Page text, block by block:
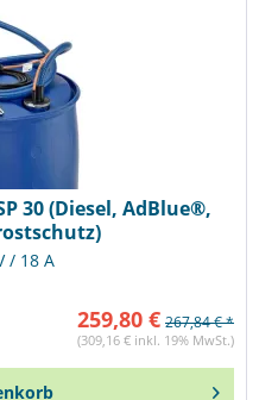
30 (Diesel, AdBlue®,
/ 18 A
259,80 € 267,84 € *
(309,16 € inkl. 19% MwSt.)